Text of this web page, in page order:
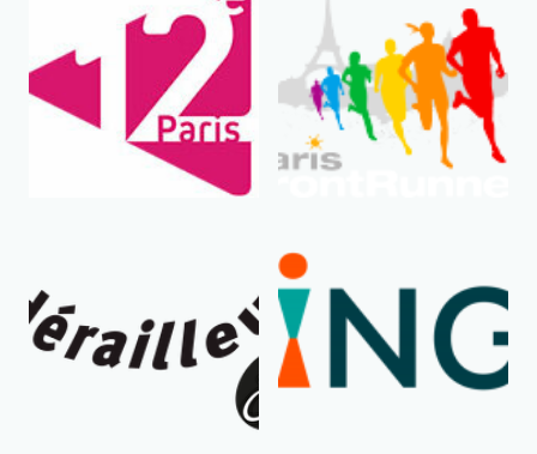
ÉVÉNEMENTS
LES RÉSULTATS
CONSEILS SPORTIFS